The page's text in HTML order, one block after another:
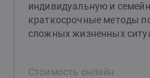
индивидуальную и
краткосрочные методы
сложных жизненных
Стоимость онлайн